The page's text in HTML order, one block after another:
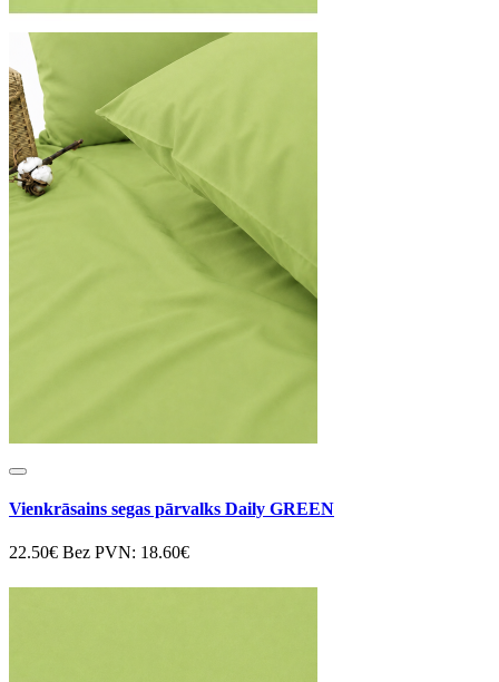
Vienkrāsains segas pārvalks Daily GREEN
22.50€ Bez PVN: 18.60€